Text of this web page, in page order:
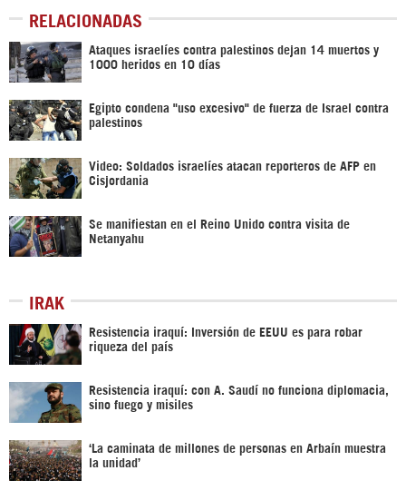
RELACIONADAS
Ataques israelíes contra palestinos dejan 14 muertos y
1000 heridos en 10 días
Egipto condena "uso excesivo" de fuerza de Israel contra
palestinos
Video: Soldados israelíes atacan reporteros de AFP en
Cisjordania
Se manifiestan en el Reino Unido contra visita de
Netanyahu
IRAK
Resistencia iraquí: Inversión de EEUU es para robar
riqueza del país
Resistencia iraquí: con A. Saudí no funciona diplomacia,
sino fuego y misiles
‘La caminata de millones de personas en Arbaín muestra
la unidad’